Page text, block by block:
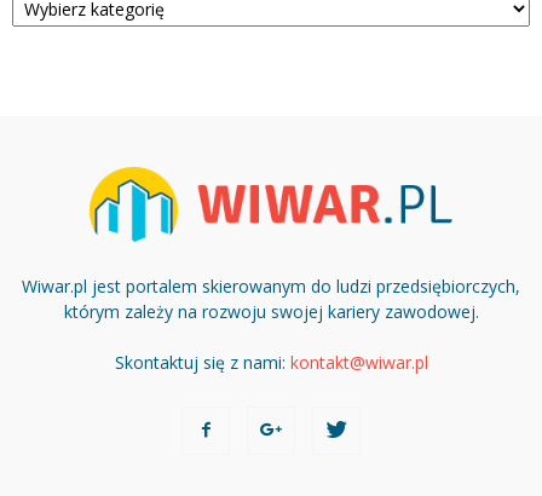
Wiwar.pl jest portalem skierowanym do ludzi przedsiębiorczych,
którym zależy na rozwoju swojej kariery zawodowej.
Skontaktuj się z nami: kontakt@wiwar.pl